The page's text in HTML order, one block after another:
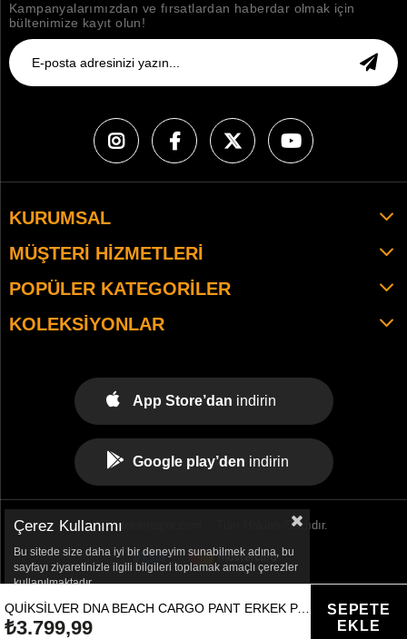
QUIKSILVER DNA BEACH CARGO PANT ERKEK PANTOLON
₺3.799,99
Kampanyalarımızdan ve fırsatlardan haberdar olmak için
bültenimize kayıt olun!
KURUMSAL
MÜŞTERI HIZMETLERI
POPÜLER KATEGORILER
KOLEKSIYONLAR
App Store’dan indirin
Google play’den indirin
© 2021 tekemspor.com. - Tüm Hakları Saklıdır.
Çerez Kullanımı
Bu sitede size daha iyi bir deneyim sunabilmek adına, bu
sayfayı ziyaretinizle ilgili bilgileri toplamak amaçlı çerezler
kullanılmaktadır.